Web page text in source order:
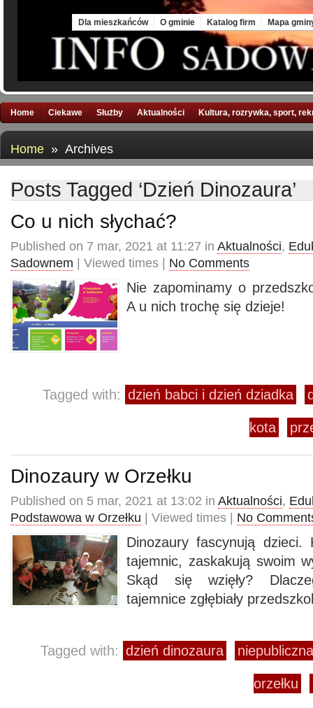
Dla mieszkańców O gminie Katalog firm Mapa
Home Ciekawe Służby Aktualności Kultura, rozrywka, sport,
Home » Archives
Posts Tagged ‘Dzień Dinozaura’
Co u nich słychać?
Published on 7 mar, 2021 at 11:27 in Aktualności,
Sadownem | Viewed times | No Comments
Nie zapominamy o
A u nich trochę się dzieje!
Tagged with: dzień babci i dzień dziadka
kota
Dinozaury w Orzełku
Published on 5 mar, 2021 at 13:02 in Aktualności,
Podstawowa w Orzełku | Viewed times | No
Dinozaury fascynują dzieci.
tajemnic, zaskakują swoim
Skąd się wzięły?
tajemnice zgłębiały
Tagged with: dzień dinozaura
orzełku